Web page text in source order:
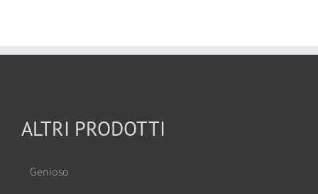
ALTRI PRODOTTI
Genioso